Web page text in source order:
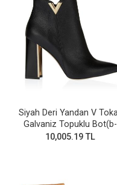
Siyah Deri Yandan V
Galvaniz Topuklu Bot(b-
28v)
10,005.19 TL